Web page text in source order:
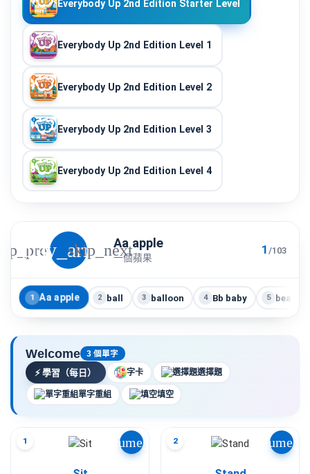
Everybody Up 2nd Edition Starter Level
Everybody Up 2nd Edition Level 1
Everybody Up 2nd Edition Level 2
Everybody Up 2nd Edition Level 3
Everybody Up 2nd Edition Level 4
play_arrow
skip_nextAa apple
一個蘋果
1/103
1 Aa apple 2 ball 3 balloon 4 Bb baby 5 beans
Welcome 3 個單字
⚡學習（每日） 字卡 選擇題
單字重組 填空
1 volume_up 2